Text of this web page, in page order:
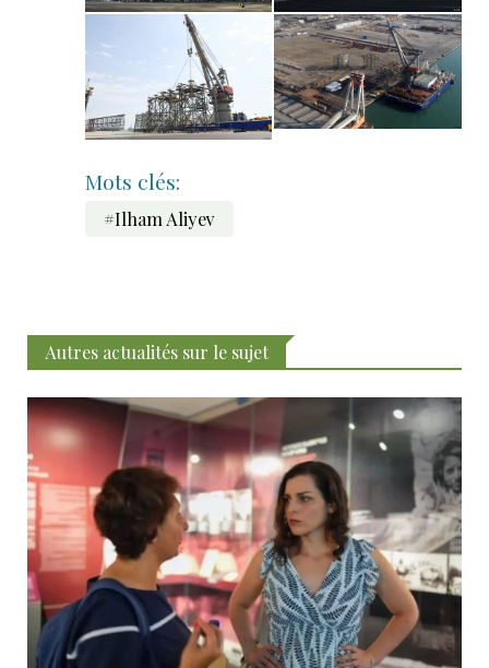
Mots clés:
#Ilham Aliyev
Autres actualités sur le sujet